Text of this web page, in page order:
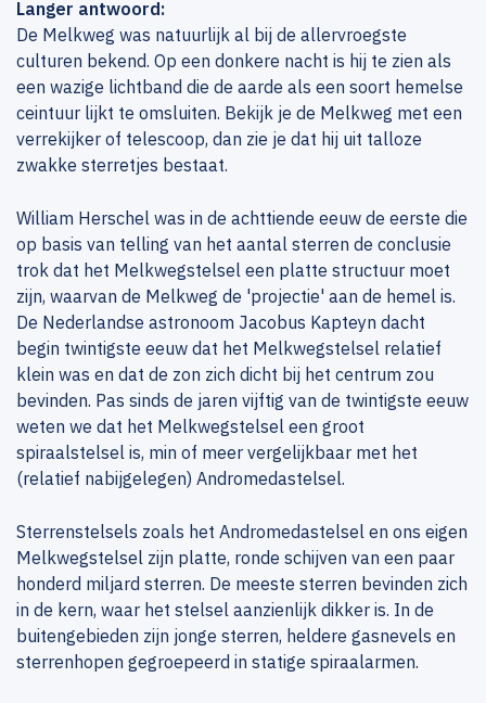
Langer antwoord:
De Melkweg was natuurlijk al bij de allervroegste
culturen bekend. Op een donkere nacht is hij te zien als
een wazige lichtband die de aarde als een soort hemelse
ceintuur lijkt te omsluiten. Bekijk je de Melkweg met een
verrekijker of telescoop, dan zie je dat hij uit talloze
zwakke sterretjes bestaat.
William Herschel was in de achttiende eeuw de eerste die
op basis van telling van het aantal sterren de conclusie
trok dat het Melkwegstelsel een platte structuur moet
zijn, waarvan de Melkweg de 'projectie' aan de hemel is.
De Nederlandse astronoom Jacobus Kapteyn dacht
begin twintigste eeuw dat het Melkwegstelsel relatief
klein was en dat de zon zich dicht bij het centrum zou
bevinden. Pas sinds de jaren vijftig van de twintigste eeuw
weten we dat het Melkwegstelsel een groot
spiraalstelsel is, min of meer vergelijkbaar met het
(relatief nabijgelegen) Andromedastelsel.
Sterrenstelsels zoals het Andromedastelsel en ons eigen
Melkwegstelsel zijn platte, ronde schijven van een paar
honderd miljard sterren. De meeste sterren bevinden zich
in de kern, waar het stelsel aanzienlijk dikker is. In de
buitengebieden zijn jonge sterren, heldere gasnevels en
sterrenhopen gegroepeerd in statige spiraalarmen.